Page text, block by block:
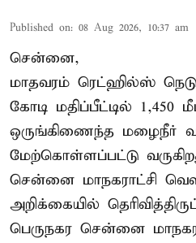
Published on: 08 Aug 2026, 10:37 am
சென்னை,
மாதவரம் ரெட்ஹில்ஸ்
கோடி மதிப்பீட்டில் 1,450
ஒருங்கிணைந்த மழைநீர்
மேற்கொள்ளப்பட்டு
சென்னை மாநகராட்சி
அறிக்கையில்
பெருநகர சென்னை